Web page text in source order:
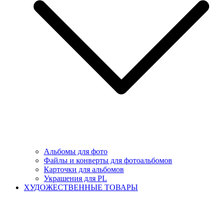
Альбомы для фото
Файлы и конверты для фотоальбомов
Карточки для альбомов
Украшения для PL
ХУДОЖЕСТВЕННЫЕ ТОВАРЫ